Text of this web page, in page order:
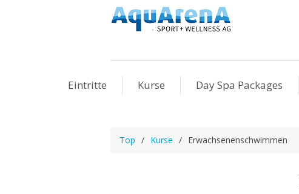
Eintritte Kurse Day Spa Packages
Top / Kurse / Erwachsenenschwimmen